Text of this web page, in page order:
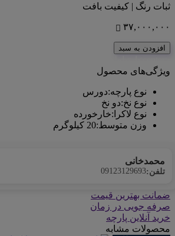
ثبات رنگ | کیفیت بافت
۳۷,۰۰۰,۰۰۰
افزودن به سبد
ویژگی‌های محصول
نوع پارچه:دورس
نوع نخ:دو نخ
نوع لاکرا :خارخورده
وزن متوسط:20 کیلوگرم
محمدخانی
تلفن:09123129693
ضمانت بهترین قیمت
صرفه جویی در زمان
خرید آنلاین پارچه
محصولات مشابه